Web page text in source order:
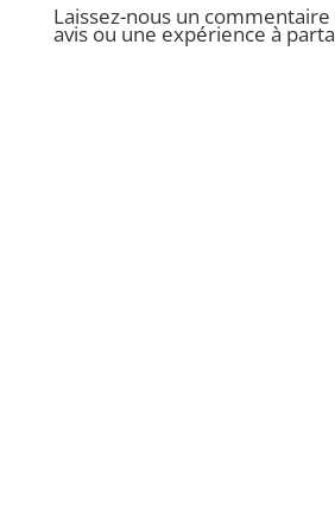
Laissez-nous un commentaire
avis ou une expérience à